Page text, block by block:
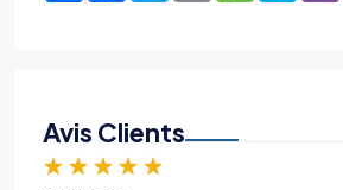
Avis Clients
★ ★ ★ ★ ★